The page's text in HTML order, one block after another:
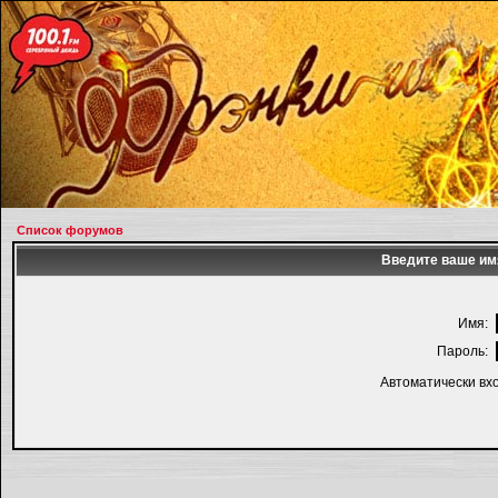
Список форумов
Введите ваше
Имя:
Пароль:
Автоматически